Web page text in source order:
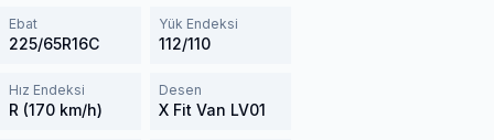
Ebat
225/65R16C
Yük Endeksi
112/110
Hız Endeksi
R (170 km/h)
Desen
X Fit Van LV01